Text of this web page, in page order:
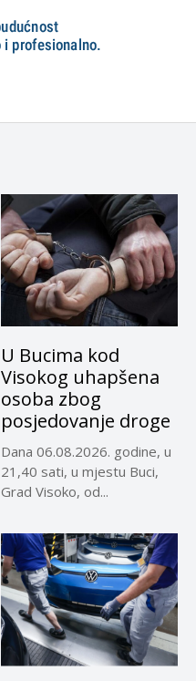
U Bucima kod
Visokog uhapšena
osoba zbog
posjedovanje droge
Dana 06.08.2026. godine, u
21,40 sati, u mjestu Buci,
Grad Visoko, od...